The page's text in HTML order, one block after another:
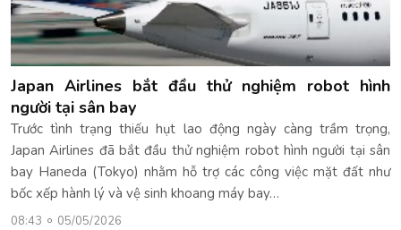
Japan Airlines bắt đầu thử nghiệm robot hình
người tại sân bay
Trước tình trạng thiếu hụt lao động ngày càng trầm trọng,
Japan Airlines đã bắt đầu thử nghiệm robot hình người tại sân
bay Haneda (Tokyo) nhằm hỗ trợ các công việc mặt đất như
bốc xếp hành lý và vệ sinh khoang máy bay…
08:43 05/05/2026